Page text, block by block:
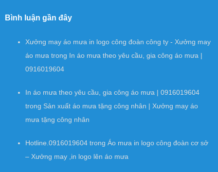
Bình luận gần đây
Xưởng may áo mưa in logo công đoàn công ty - Xưởng may
áo mưa trong In áo mưa theo yêu cầu, gia công áo mưa |
0916019604
In áo mưa theo yêu cầu, gia công áo mưa | 0916019604
trong Sản xuất áo mưa tặng công nhân | Xưởng may áo
mưa tặng công nhân
Hotline.0916019604 trong Áo mưa in logo công đoàn cơ sở
– Xưởng may ,in logo lên áo mưa